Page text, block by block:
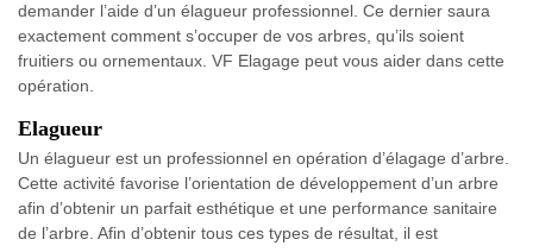
demander l’aide d’un élagueur professionnel. Ce dernier saura
exactement comment s’occuper de vos arbres, qu’ils soient
fruitiers ou ornementaux. VF Elagage peut vous aider dans cette
opération.
Elagueur
Un élagueur est un professionnel en opération d’élagage d’arbre.
Cette activité favorise l’orientation de développement d’un arbre
afin d’obtenir un parfait esthétique et une performance sanitaire
de l’arbre. Afin d’obtenir tous ces types de résultat, il est